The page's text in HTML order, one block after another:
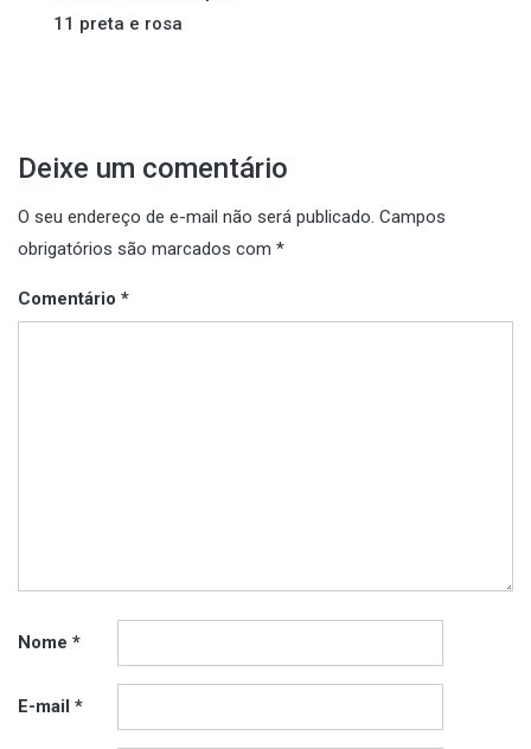
de11 preta e rosa
Deixe um comentário
O seu endereço de e-mail não será publicado. Campos
obrigatórios são marcados com *
Comentário *
Nome *
E-mail *